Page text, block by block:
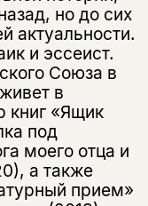
но до сих
актуальности.
и эссеист.
Союза в
в
книг «Ящик
под
моего отца и
а также
прием»
рассылку
на
книги
указанный